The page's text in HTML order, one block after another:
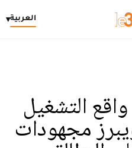
العربية▾
التشغيل
مجهودات